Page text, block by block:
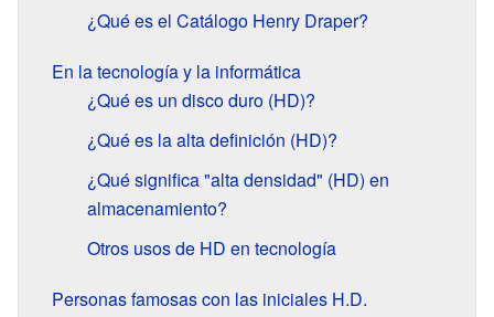
¿Qué es el Catálogo Henry Draper?
En la tecnología y la informática
¿Qué es un disco duro (HD)?
¿Qué es la alta definición (HD)?
¿Qué significa "alta densidad" (HD) en
almacenamiento?
Otros usos de HD en tecnología
Personas famosas con las iniciales H.D.